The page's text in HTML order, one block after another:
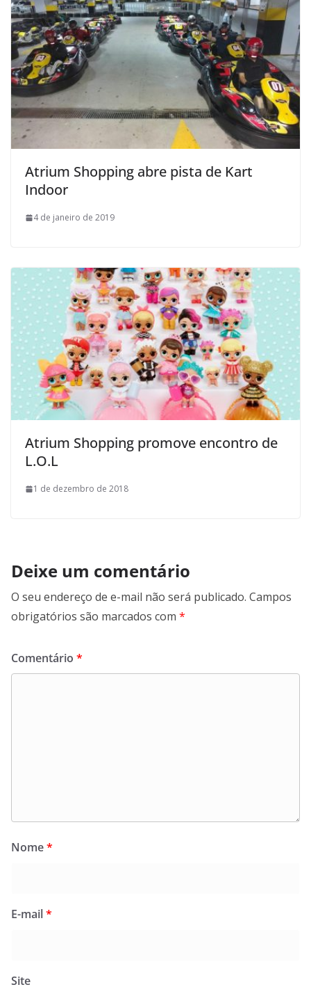
Atrium Shopping abre pista de Kart
Indoor
4 de janeiro de 2019
Atrium Shopping promove encontro de
L.O.L
1 de dezembro de 2018
Deixe um comentário
O seu endereço de e-mail não será publicado. Campos
obrigatórios são marcados com *
Comentário *
Nome*
E-mail*
Site